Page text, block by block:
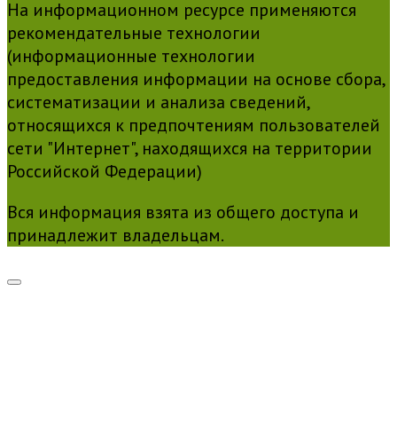
На информационном ресурсе применяются
рекомендательные технологии
(информационные технологии
предоставления информации на основе сбора,
систематизации и анализа сведений,
относящихся к предпочтениям пользователей
сети "Интернет", находящихся на территории
Российской Федерации)
Вся информация взята из общего доступа и
принадлежит владельцам.